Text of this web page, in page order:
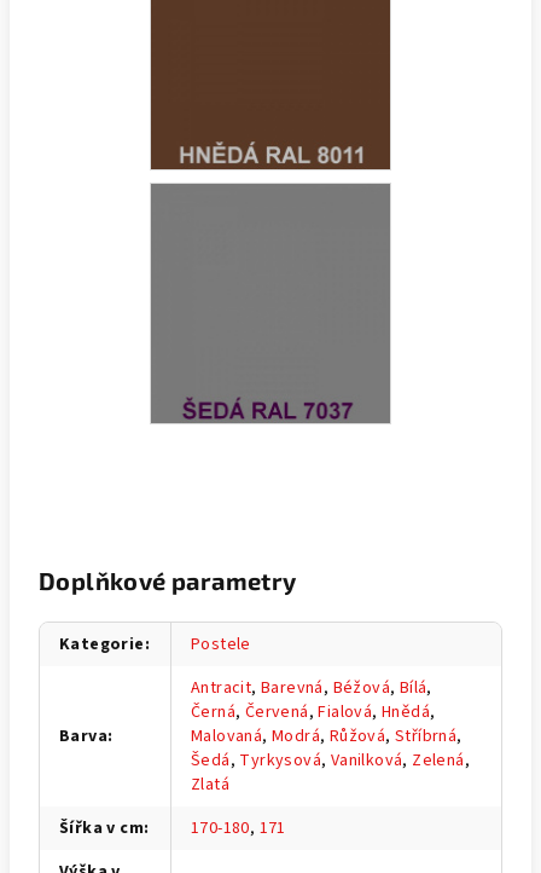
Doplňkové parametry
Kategorie: Postele
Barva:
Antracit,Barevná, Béžová, Bílá,
Černá, Červená,Fialová,Hnědá,
Malovaná,Modrá, Růžová,Stříbrná,
Šedá, Tyrkysová, Vanilková, Zelená,
Zlatá
Šířka v cm: 170-180, 171